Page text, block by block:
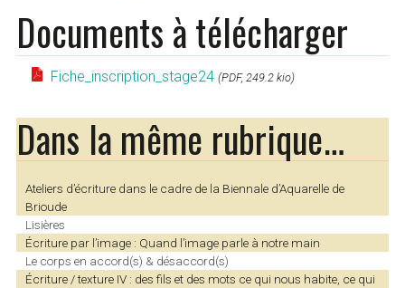
Documents à télécharger
Fiche_inscription_stage24 (PDF, 249.2 kio)
Dans la même rubrique…
Ateliers d’écriture dans le cadre de la Biennale d’Aquarelle de
Brioude
Lisières
Écriture par l’image : Quand l’image parle à notre main
Le corps en accord(s) & désaccord(s)
Écriture / texture IV : des fils et des mots ce qui nous habite, ce qui